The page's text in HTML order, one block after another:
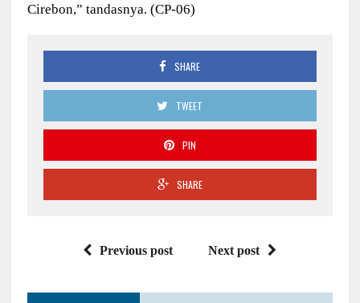
Cirebon,” tandasnya. (CP-06)
SHARE
TWEET
PIN
SHARE
Previous post Next post